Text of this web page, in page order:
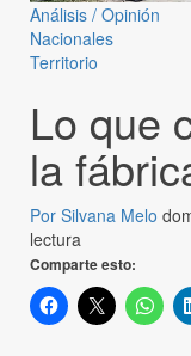
Análisis / Opinión
Nacionales
Territorio
Lo que
la
Por Silvana Melo
lectura
Comparte esto: